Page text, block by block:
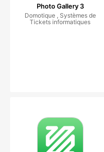
Photo Gallery 3
Domotique , Systèmes de
Tickets informatiques